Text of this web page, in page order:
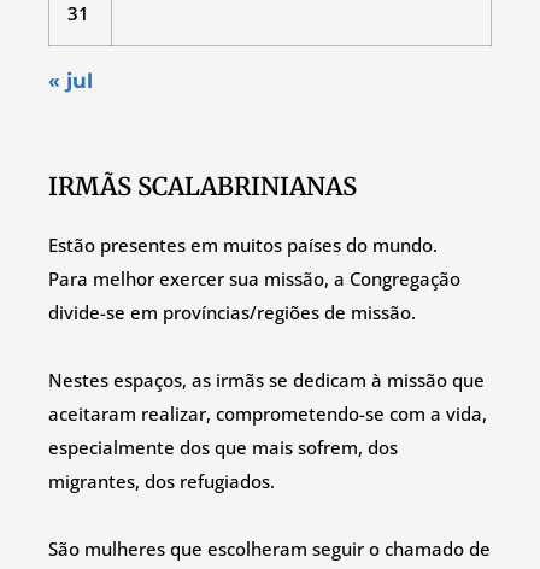
31
« jul
IRMÃS SCALABRINIANAS
Estão presentes em muitos países do mundo.
Para melhor exercer sua missão, a Congregação
divide-se em províncias/regiões de missão.
Nestes espaços, as irmãs se dedicam à missão que
aceitaram realizar, comprometendo-se com a vida,
especialmente dos que mais sofrem, dos
migrantes, dos refugiados.
São mulheres que escolheram seguir o chamado de